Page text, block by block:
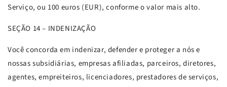
Serviço, ou 100 euros (EUR), conforme o valor mais alto.
SEÇÃO 14 – INDENIZAÇÃO
Você concorda em indenizar, defender e proteger a nós e
nossas subsidiárias, empresas afiliadas, parceiros, diretores,
agentes, empreiteiros, licenciadores, prestadores de serviços,